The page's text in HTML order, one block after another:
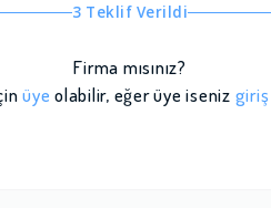
3 Teklif Verildi
Firma mısınız?
üye olabilir, eğer üye iseniz giriş